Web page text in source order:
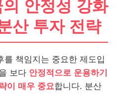
안정성 강화
산 투자 전략
를 책임지는 중요한 제도입
보다 안정적으로 운용하기
이 매우 중요합니다. 분산